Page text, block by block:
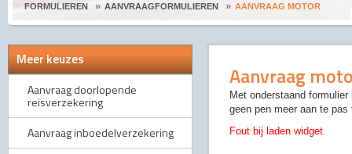
FORMULIEREN AANVRAAGFORMULIEREN AANVRAAG MOTOR
Meer keuzes
Aanvraag doorlopende
reisverzekering
Aanvraag inboedelverzekering
Aanvraag
Met onderstaand
geen pen meer aan te
Fout bij laden widget.